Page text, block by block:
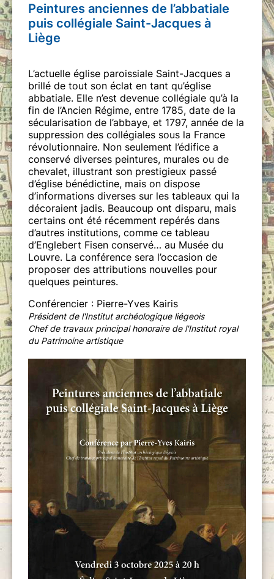
Peintures anciennes de l’abbatiale
puis collégiale Saint-Jacques à
Liège
L’actuelle église paroissiale Saint-Jacques a
brillé de tout son éclat en tant qu’église
abbatiale. Elle n’est devenue collégiale qu’à la
fin de l’Ancien Régime, entre 1785, date de la
sécularisation de l’abbaye, et 1797, année de la
suppression des collégiales sous la France
révolutionnaire. Non seulement l’édifice a
conservé diverses peintures, murales ou de
chevalet, illustrant son prestigieux passé
d’église bénédictine, mais on dispose
d’informations diverses sur les tableaux qui la
décoraient jadis. Beaucoup ont disparu, mais
certains ont été récemment repérés dans
d’autres institutions, comme ce tableau
d’Englebert Fisen conservé… au Musée du
Louvre. La conférence sera l’occasion de
proposer des attributions nouvelles pour
quelques peintures.
Conférencier : Pierre-Yves Kairis
Président de l'Institut archéologique liégeois
Chef de travaux principal honoraire de l'Institut royal
du Patrimoine artistique